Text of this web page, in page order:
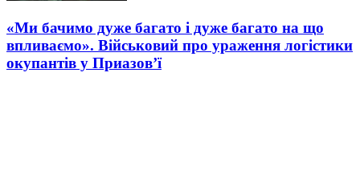
«Ми бачимо дуже багато і дуже багато на що
впливаємо». Військовий про ураження логістики
окупантів у Приазов’ї